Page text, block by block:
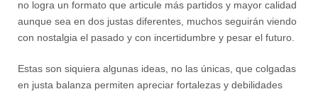
no logra un formato que articule más partidos y mayor calidad
aunque sea en dos justas diferentes, muchos seguirán viendo
con nostalgia el pasado y con incertidumbre y pesar el futuro.
Estas son siquiera algunas ideas, no las únicas, que colgadas
en justa balanza permiten apreciar fortalezas y debilidades